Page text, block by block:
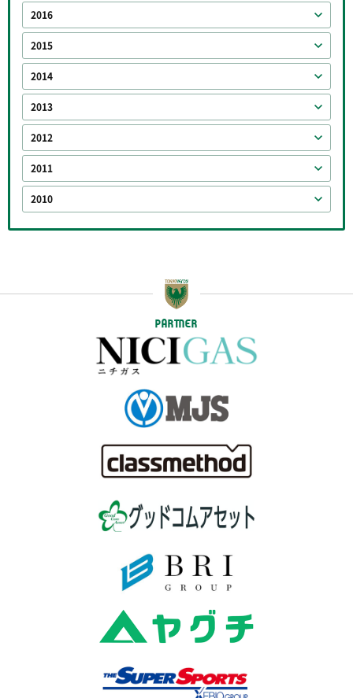
2016
2015
2014
2013
2012
2011
2010
PARTNER